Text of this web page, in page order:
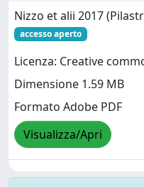
Nizzo et alii 2017
accesso aperto
Licenza: Creative
Dimensione 1.59 MB
Formato Adobe PDF
Visualizza/Apri